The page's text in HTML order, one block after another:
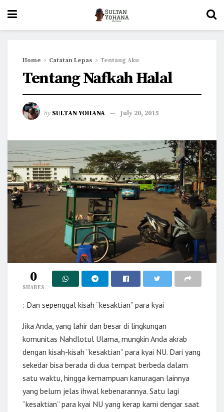
Home Catatan Lepas Tentang Aku
Tentang Nafkah Halal
by SULTAN YOHANA July 20, 2015
0
SHARES
: Dan sepenggal kisah “kesaktian” para kyai
Jika Anda, yang lahir dan besar di lingkungan
komunitas Nahdlotul Ulama, mungkin Anda akrab
dengan kisah-kisah “kesaktian” para kyai NU. Dari yang
sekedar bisa berada di dua tempat berbeda dalam
satu waktu, hingga kemampuan kanuragan lainnya
yang belum jelas ihwal kebenarannya. Satu lagi
“kesaktian” para kyai NU yang kerap kami dengar saat